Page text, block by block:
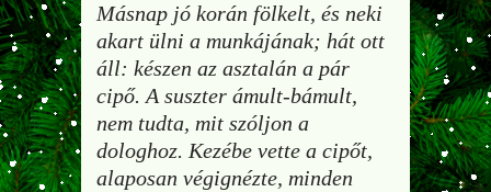
Másnap jó korán fölkelt, és neki
akart ülni a munkájának; hát ott
áll: készen az asztalán a pár
cipő. A suszter ámult-bámult,
nem tudta, mit szóljon a
dologhoz. Kezébe vette a cipőt,
alaposan végignézte, minden